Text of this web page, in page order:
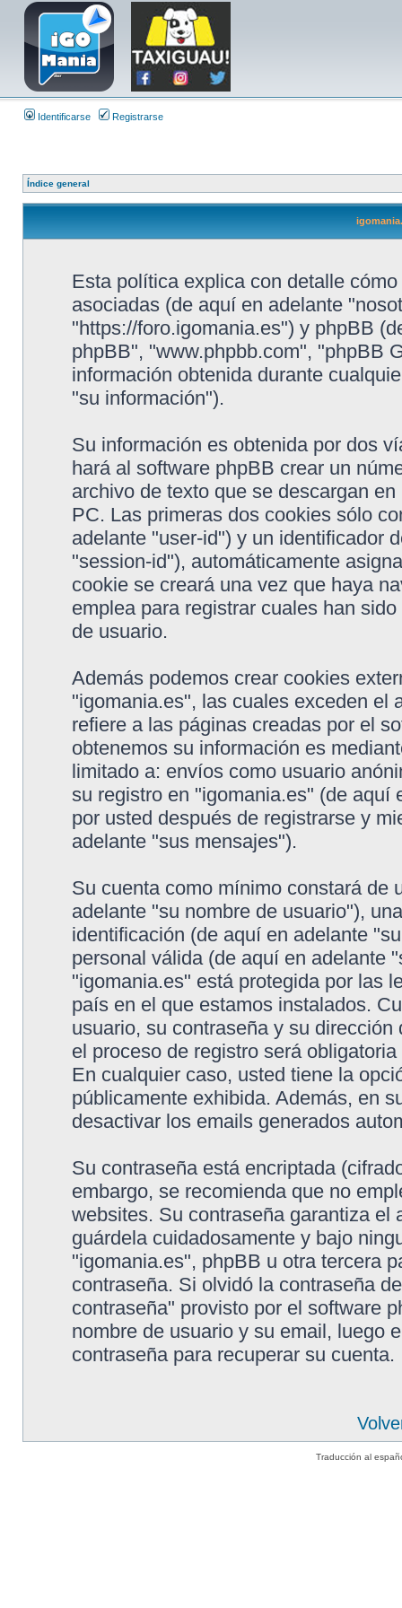
Identificarse Registrarse
Índice general
Esta política explica con detalle
asociadas (de aquí en adelante
"https://foro.igomania.es") y phpBB
phpBB", "www.phpbb.com", "phpBB
información obtenida durante
"su información").
Su información es obtenida por dos
hará al software phpBB crear un
archivo de texto que se descargan
PC. Las primeras dos cookies sólo
adelante "user-id") y un identificador
"session-id"), automáticamente
cookie se creará una vez que haya
emplea para registrar cuales han
de usuario.
Además podemos crear cookies
"igomania.es", las cuales exceden el
refiere a las páginas creadas por el
obtenemos su información es
limitado a: envíos como usuario
su registro en "igomania.es" (de aquí
por usted después de registrarse y
adelante "sus mensajes").
Su cuenta como mínimo constará de
adelante "su nombre de usuario"),
identificación (de aquí en adelante
personal válida (de aquí en adelante
"igomania.es" está protegida por las
país en el que estamos instalados.
usuario, su contraseña y su
el proceso de registro será
En cualquier caso, usted tiene la
públicamente exhibida. Además, en
desactivar los emails generados
Su contraseña está encriptada
embargo, se recomienda que no
websites. Su contraseña garantiza el
guárdela cuidadosamente y bajo
"igomania.es", phpBB u otra tercera
contraseña. Si olvidó la contraseña
contraseña" provisto por el software
nombre de usuario y su email, luego
contraseña para recuperar su cuenta.
Traducción al